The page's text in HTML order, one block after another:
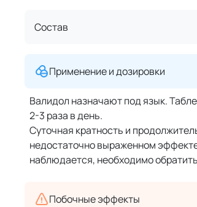
Состав
Применение и дозировки
Валидол назначают под язык.
2-3 раза в день.
Суточная кратность и
недостаточно выраженном
наблюдается, необходимо
Побочные эффекты